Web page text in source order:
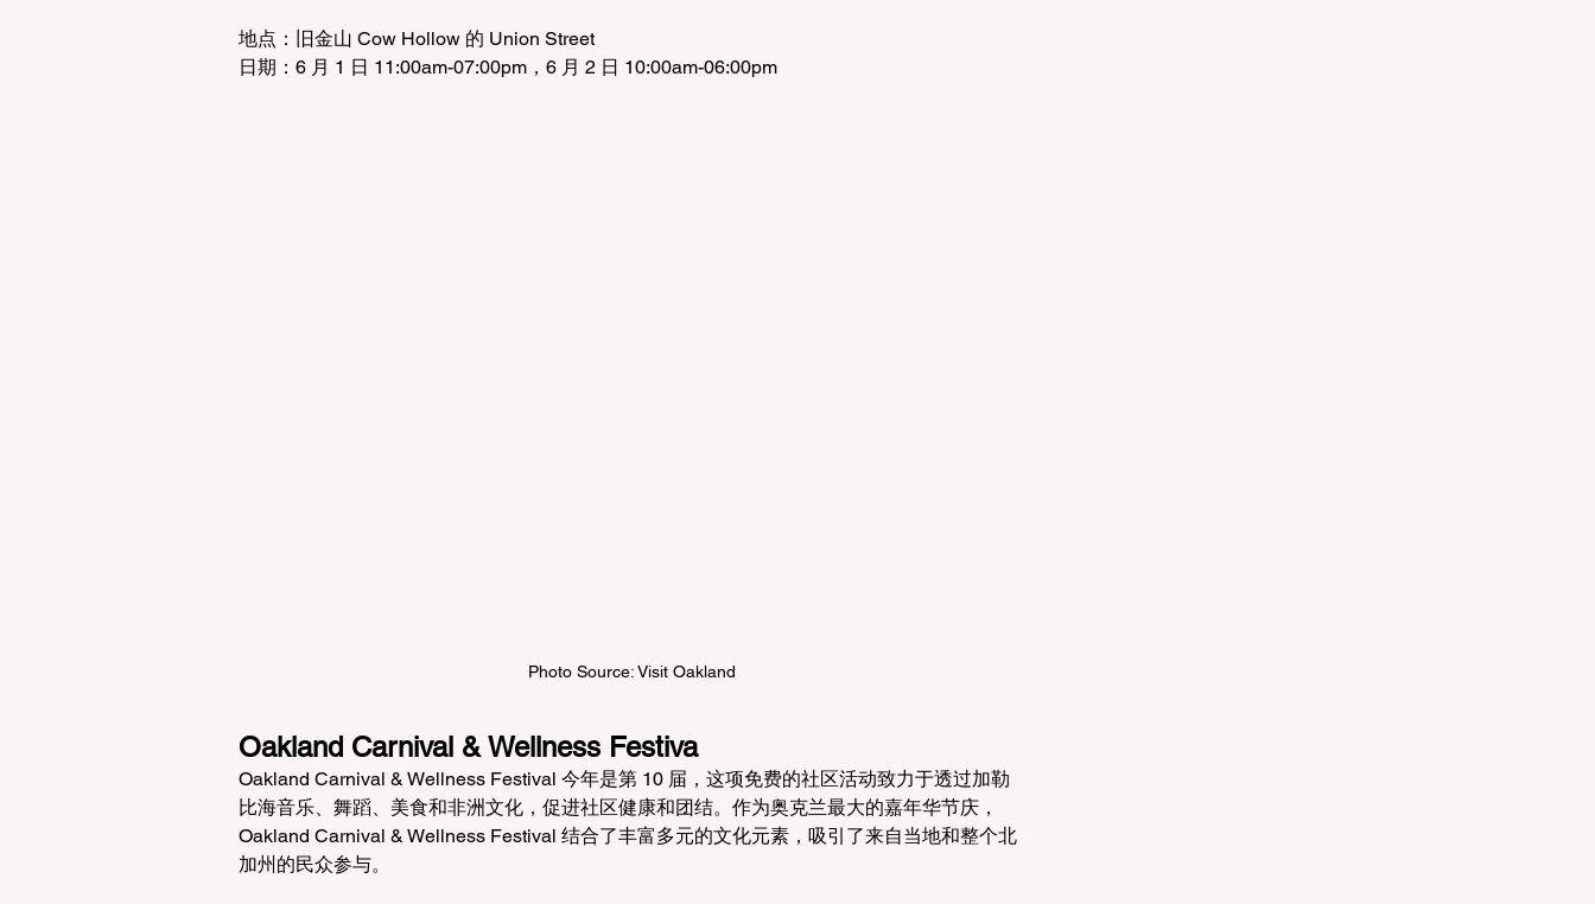
地点：旧金山 Cow Hollow 的 Union Street
日期：6 月 1 日 11:00am-07:00pm，6 月 2 日 10:00am-06:00pm
Photo Source: Visit Oakland
Oakland Carnival & Wellness Festiva
Oakland Carnival & Wellness Festival 今年是第 10 届，这项免费的社区活动致力于透过加勒
比海音乐、舞蹈、美食和非洲文化，促进社区健康和团结。作为奥克兰最大的嘉年华节庆，
Oakland Carnival & Wellness Festival 结合了丰富多元的文化元素，吸引了来自当地和整个北
加州的民众参与。